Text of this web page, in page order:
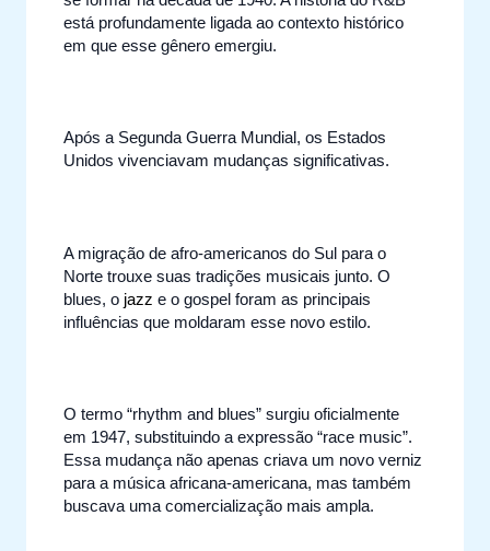
está profundamente ligada ao contexto histórico
em que esse gênero emergiu.
Após a Segunda Guerra Mundial, os Estados
Unidos vivenciavam mudanças significativas.
A migração de afro-americanos do Sul para o
Norte trouxe suas tradições musicais junto. O
blues, o jazz e o gospel foram as principais
influências que moldaram esse novo estilo.
O termo “rhythm and blues” surgiu oficialmente
em 1947, substituindo a expressão “race music”.
Essa mudança não apenas criava um novo verniz
para a música africana-americana, mas também
buscava uma comercialização mais ampla.